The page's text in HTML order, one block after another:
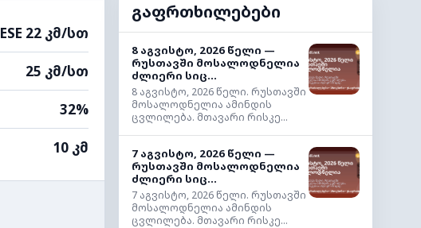
ESE 22 კმ/სთ
25 კმ/სთ
32%
10 კმ
გაფრთხილებები
8 აგვისტო, 2026 წელი —
რუსთავში მოსალოდნელია
ძლიერი სიც...
8 აგვისტო, 2026 წელი. რუსთავში
მოსალოდნელია ამინდის
ცვლილება. მთავარი რისკე...
7 აგვისტო, 2026 წელი —
რუსთავში მოსალოდნელია
ძლიერი სიც...
7 აგვისტო, 2026 წელი. რუსთავში
მოსალოდნელია ამინდის
ცვლილება. მთავარი რისკე...